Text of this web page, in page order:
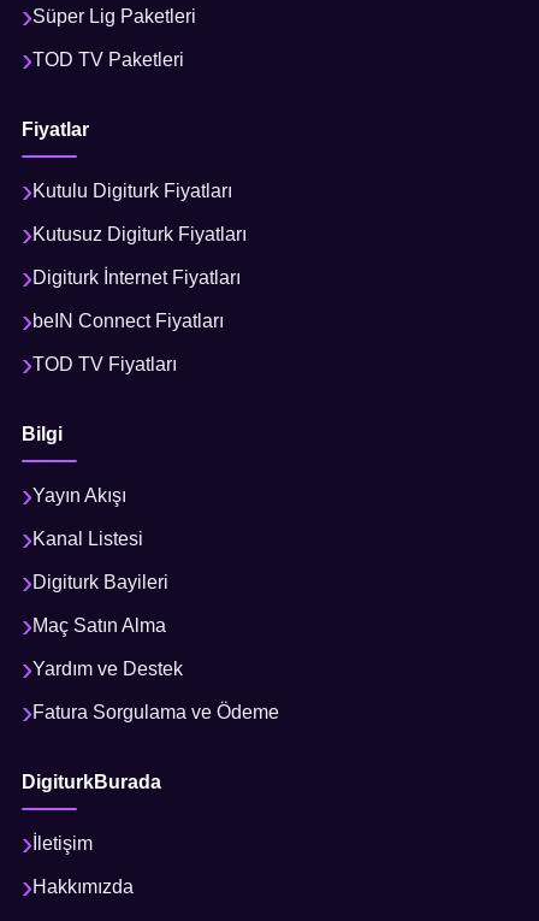
Süper Lig Paketleri
TOD TV Paketleri
Fiyatlar
Kutulu Digiturk Fiyatları
Kutusuz Digiturk Fiyatları
Digiturk İnternet Fiyatları
beIN Connect Fiyatları
TOD TV Fiyatları
Bilgi
Yayın Akışı
Kanal Listesi
Digiturk Bayileri
Maç Satın Alma
Yardım ve Destek
Fatura Sorgulama ve Ödeme
DigiturkBurada
İletişim
Hakkımızda